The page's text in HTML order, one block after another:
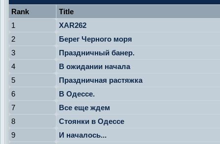
Rank
Title
1
XAR262
2
Берег Черного моря
3
Праздничный банер.
4
В ожидании начала
5
Праздничная растяжка
6
В Одессе.
7
Все еще ждем
8
Стоянки в Одессе
9
И началось...